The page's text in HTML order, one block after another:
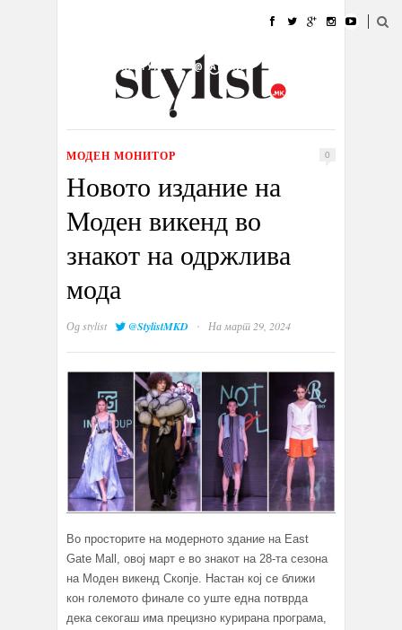
УБАВИНА
КУЛТУРА @РАБОТА
ИЗЛОГ
МОДЕН МОНИТОР 0
Новото издание на
Моден викенд во
знакот на одржлива
мода
Одstylist @StylistMKD · На март 29, 2024
Во просторите на модерното здание на East
Gate Mall, овој март е во знакот на 28-та сезона
на Моден викенд Скопје. Настан кој се ближи
кон големото финале со уште една потврда
дека секогаш има прецизно курирана програма,